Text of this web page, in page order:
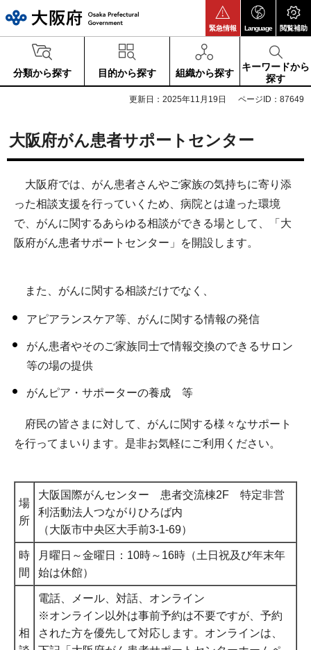
緊急情報 Language 閲覧補助
分類から探す 目的から探す 組織から探す
キーワードから
探す
更新日：2025年11月19日 ページID：87649
大阪府がん患者サポートセンター
大阪府では、がん患者さんやご家族の気持ちに寄り添
った相談支援を行っていくため、病院とは違った環境
で、がんに関するあらゆる相談ができる場として、「大
阪府がん患者サポートセンター」を開設します。
また、がんに関する相談だけでなく、
アピアランスケア等、がんに関する情報の発信
がん患者やそのご家族同士で情報交換のできるサロン
等の場の提供
がんピア・サポーターの養成 等
府民の皆さまに対して、がんに関する様々なサポート
を行ってまいります。是非お気軽にご利用ください。
場
所
大阪国際がんセンター 患者交流棟2F 特定非営
利活動法人つながりひろば内
（大阪市中央区大手前3-1-69）
時
間
月曜日～金曜日：10時～16時（土日祝及び年末年
始は休館）
相
電話、メール、対話、オンライン
※オンライン以外は事前予約は不要ですが、予約
された方を優先して対応します。オンラインは、